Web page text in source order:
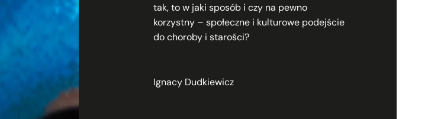
tak, to w jaki sposób i czy na pewno
korzystny – społeczne i kulturowe podejście
do choroby i starości?
Ignacy Dudkiewicz